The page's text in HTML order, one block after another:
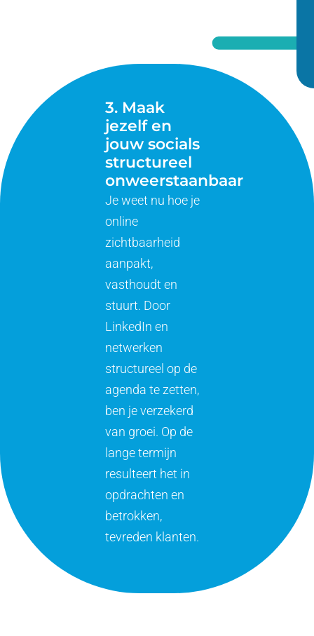
3. Maak
jezelf en
jouw socials
structureel
onweerstaanbaar
Je weet nu hoe je
online
zichtbaarheid
aanpakt,
vasthoudt en
stuurt. Door
LinkedIn en
netwerken
structureel op de
agenda te zetten,
ben je verzekerd
van groei. Op de
lange termijn
resulteert het in
opdrachten en
betrokken,
tevreden klanten.